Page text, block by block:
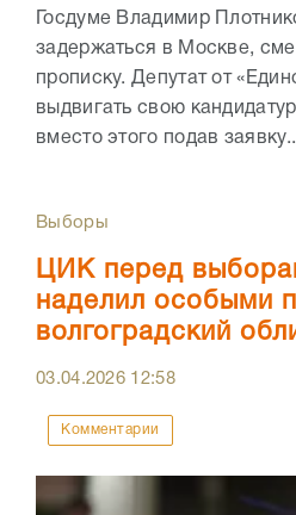
Госдуме Владимир
задержаться в Москве,
прописку. Депутат от
выдвигать свою
вместо этого подав
Выборы
ЦИК перед
наделил особыми
волгоградский
03.04.2026 12:58
Комментарии